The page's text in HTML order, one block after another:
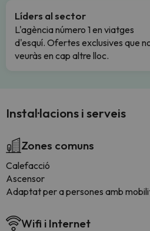
Líders al sector
L'agència número 1 en viatges
d'esquí. Ofertes exclusives que
veuràs en cap altre lloc.
Instal·lacions i serveis
Zones comuns
Calefacció
Ascensor
Adaptat per a persones amb
Wifi i Internet